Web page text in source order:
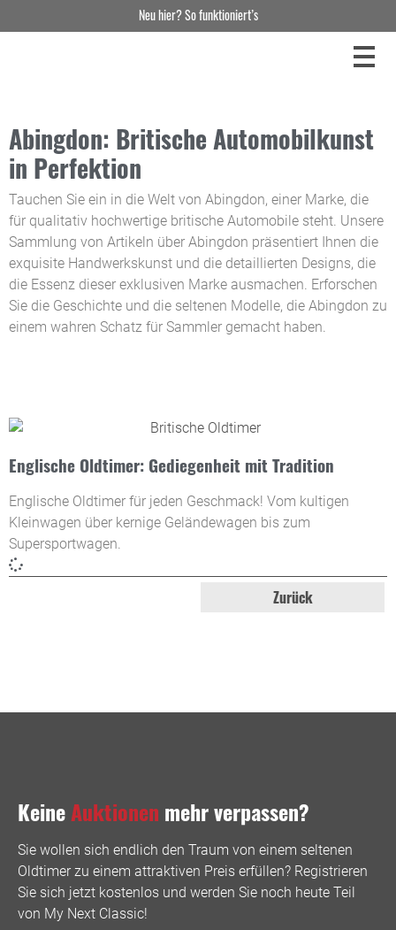
Abingdon: Britische Automobilkunst
in Perfektion
Tauchen Sie ein in die Welt von Abingdon, einer Marke, die
für qualitativ hochwertige britische Automobile steht. Unsere
Sammlung von Artikeln über Abingdon präsentiert Ihnen die
exquisite Handwerkskunst und die detaillierten Designs, die
die Essenz dieser exklusiven Marke ausmachen. Erforschen
Sie die Geschichte und die seltenen Modelle, die Abingdon zu
einem wahren Schatz für Sammler gemacht haben.
Englische Oldtimer: Gediegenheit mit Tradition
Englische Oldtimer für jeden Geschmack! Vom kultigen
Kleinwagen über kernige Geländewagen bis zum
Supersportwagen.
Zurück
KeineAuktionen mehr verpassen?
Sie wollen sich endlich den Traum von einem seltenen
Oldtimer zu einem attraktiven Preis erfüllen? Registrieren
Sie sich jetzt kostenlos und werden Sie noch heute Teil
von My Next Classic! ️
Neu hier? So funktioniert’s